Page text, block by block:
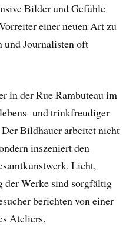
Bilder und Gefühle
einer neuen Art zu
und Journalisten oft
in der Rue Rambuteau im
und trinkfreudiger
Bildhauer arbeitet nicht
inszeniert den
Licht,
Werke sind sorgfältig
berichten von einer
Ateliers.